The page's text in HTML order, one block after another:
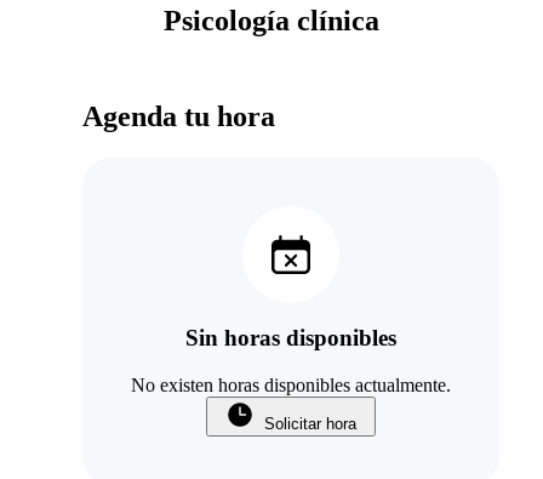
Psicología clínica
Agenda tu hora
Sin horas disponibles
No existen horas disponibles actualmente.
Solicitar hora